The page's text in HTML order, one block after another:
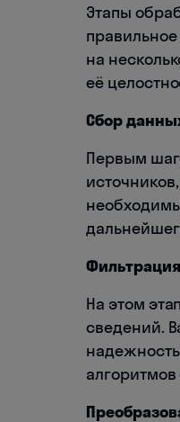
Этапы
на
её
Сбор
Первым
На этом
сведений.
алгоритмов